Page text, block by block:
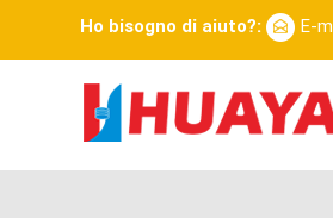
Ho bisogno di aiuto?: E-